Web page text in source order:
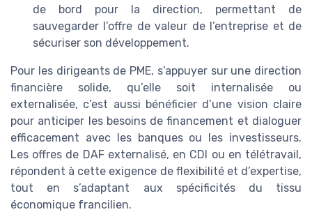
de bord pour la direction, permettant de
sauvegarder l’offre de valeur de l’entreprise et de
sécuriser son développement.
Pour les dirigeants de PME, s’appuyer sur une direction
financière solide, qu’elle soit internalisée ou
externalisée, c’est aussi bénéficier d’une vision claire
pour anticiper les besoins de financement et dialoguer
efficacement avec les banques ou les investisseurs.
Les offres de DAF externalisé, en CDI ou en télétravail,
répondent à cette exigence de flexibilité et d’expertise,
tout en s’adaptant aux spécificités du tissu
économique francilien.